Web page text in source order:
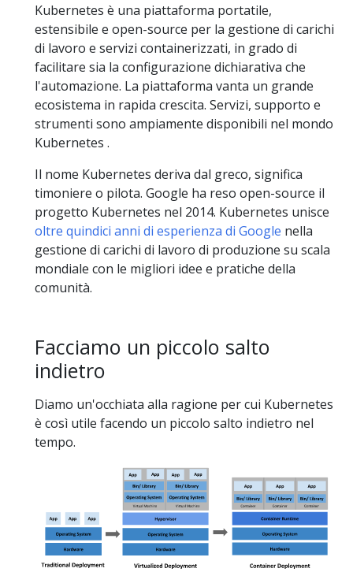
Kubernetes è una piattaforma portatile,
estensibile e open-source per la gestione di carichi
di lavoro e servizi containerizzati, in grado di
facilitare sia la configurazione dichiarativa che
l'automazione. La piattaforma vanta un grande
ecosistema in rapida crescita. Servizi, supporto e
strumenti sono ampiamente disponibili nel mondo
Kubernetes .
Il nome Kubernetes deriva dal greco, significa
timoniere o pilota. Google ha reso open-source il
progetto Kubernetes nel 2014. Kubernetes unisce
oltre quindici anni di esperienza di Google nella
gestione di carichi di lavoro di produzione su scala
mondiale con le migliori idee e pratiche della
comunità.
Facciamo un piccolo salto
indietro
Diamo un'occhiata alla ragione per cui Kubernetes
è così utile facendo un piccolo salto indietro nel
tempo.